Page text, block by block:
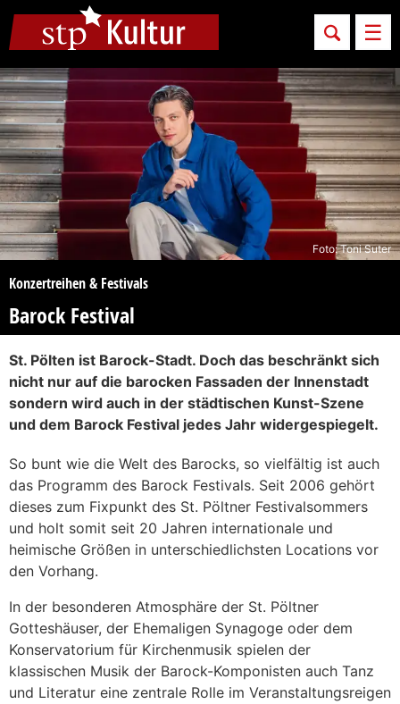
Springe direkt zu:
Konzertreihen & Festivals
Barock Festival
Foto: Toni Suter
St. Pölten ist Barock-Stadt. Doch das beschränkt sich
nicht nur auf die barocken Fassaden der Innenstadt
sondern wird auch in der städtischen Kunst-Szene
und dem Barock Festival jedes Jahr widergespiegelt.
So bunt wie die Welt des Barocks, so vielfältig ist auch
das Programm des Barock Festivals. Seit 2006 gehört
dieses zum Fixpunkt des St. Pöltner Festivalsommers
und holt somit seit 20 Jahren internationale und
heimische Größen in unterschiedlichsten Locations vor
den Vorhang.
In der besonderen Atmosphäre der St. Pöltner
Gotteshäuser, der Ehemaligen Synagoge oder dem
Konservatorium für Kirchenmusik spielen der
klassischen Musik der Barock-Komponisten auch Tanz
und Literatur eine zentrale Rolle im Veranstaltungsreigen